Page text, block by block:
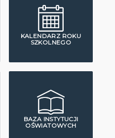
KALENDARZ ROKU
SZKOLNEGO
BAZA INSTYTUCJI
OŚWIATOWYCH